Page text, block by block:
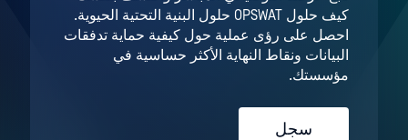
كيف حلول OPSWAT حلول البنية التحتية الحيوية.
احصل على رؤى عملية حول كيفية حماية تدفقات
البيانات ونقاط النهاية الأكثر حساسية في
مؤسستك.
سجل